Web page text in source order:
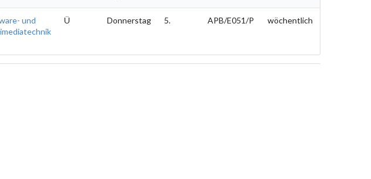
und
Ü Donnerstag 5. APB/E051/P wöchentlich